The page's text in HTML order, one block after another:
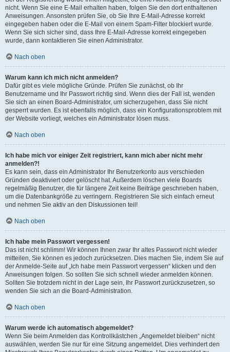
nicht. Wenn Sie eine E-Mail erhalten haben, folgen Sie den dort enthaltenen
Anweisungen. Ansonsten prüfen Sie, ob Sie Ihre E-Mail-Adresse korrekt
eingegeben haben oder die E-Mail von einem Spam-Filter blockiert wurde.
Wenn Sie sich sicher sind, dass Ihre E-Mail-Adresse korrekt eingegeben
wurde, dann kontaktieren Sie einen Administrator.
Nach oben
Warum kann ich mich nicht anmelden?
Dafür gibt es viele mögliche Gründe. Prüfen Sie zunächst, ob Ihr
Benutzername und Ihr Passwort richtig sind. Wenn dies der Fall ist, wenden
Sie sich an einen Board-Administrator, um sicherzugehen, dass Sie nicht
gesperrt wurden. Es ist ebenfalls möglich, dass ein Konfigurationsproblem mit
der Website vorliegt, welches ein Administrator lösen muss.
Nach oben
Ich habe mich vor einiger Zeit registriert, kann mich aber nicht mehr
anmelden?!
Es kann sein, dass ein Administrator Ihr Benutzerkonto aus verschieden
Gründen deaktiviert oder gelöscht hat. Außerdem löschen viele Boards
regelmäßig Benutzer, die für längere Zeit keine Beiträge geschrieben haben,
um die Datenbankgröße zu verringern. Registrieren Sie sich einfach erneut
und nehmen Sie aktiv an den Diskussionen teil!
Nach oben
Ich habe mein Passwort vergessen!
Das ist nicht schlimm! Wir können Ihnen zwar Ihr altes Passwort nicht wieder
mitteilen, Sie können es jedoch zurücksetzen. Dies machen Sie, indem Sie auf
der Anmelde-Seite auf „Ich habe mein Passwort vergessen“ klicken und den
Anweisungen folgen. So sollten Sie sich schnell wieder anmelden können.
Sollten Sie trotzdem nicht in der Lage sein, Ihr Passwort zurückzusetzen, so
wenden Sie sich an die Board-Administration.
Nach oben
Warum werde ich automatisch abgemeldet?
Wenn Sie beim Anmelden das Kontrollkästchen „Angemeldet bleiben“ nicht
auswählen, werden Sie nur für eine Sitzung angemeldet. Dies verhindert den